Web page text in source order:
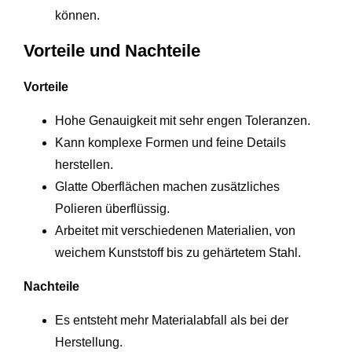
können.
Vorteile und Nachteile
Vorteile
Hohe Genauigkeit mit sehr engen Toleranzen.
Kann komplexe Formen und feine Details
herstellen.
Glatte Oberflächen machen zusätzliches
Polieren überflüssig.
Arbeitet mit verschiedenen Materialien, von
weichem Kunststoff bis zu gehärtetem Stahl.
Nachteile
Es entsteht mehr Materialabfall als bei der
Herstellung.